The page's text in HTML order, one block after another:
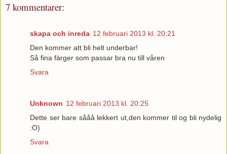
7 kommentarer:
skapa och inreda 12 februari 2013 kl. 20:21
Den kommer att bli helt underbar!
Så fina färger som passar bra nu till våren
Svara
Unknown 12 februari 2013 kl. 20:25
Dette ser bare sååå lekkert ut,den kommer til og bli nydelig
:O)
Svara